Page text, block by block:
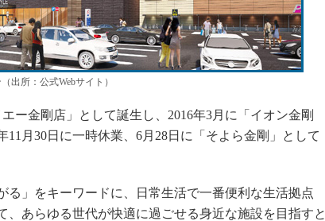
出所：公式Webサイト）
ー金剛店」として誕生し、2016年3月に「イオン金剛
11月30日に一時休業、6月28日に「そよら金剛」として
」をキーワードに、日常生活で一番便利な生活拠点
、あらゆる世代が快適に過ごせる身近な施設を目指すと